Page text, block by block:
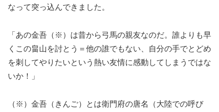
なって突っ込んできました。
「あの金吾（※）は昔から弓馬の親友なのだ。誰よりも早
くこの畠山を討とう＝他の誰でもない、自分の手でとどめ
を刺してやりたいという熱い友情に感動してしまうではな
いか！」
（※）金吾（きんご）とは衛門府の唐名（大陸での呼び